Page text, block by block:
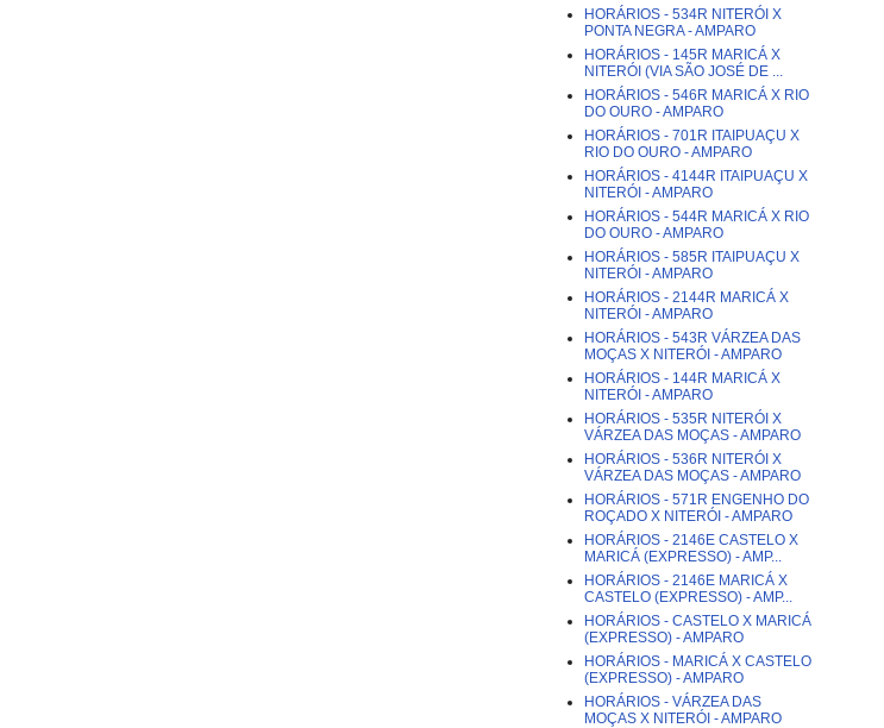
HORÁRIOS - 534R NITERÓI X
PONTA NEGRA - AMPARO
HORÁRIOS - 145R MARICÁ X
NITERÓI (VIA SÃO JOSÉ DE ...
HORÁRIOS - 546R MARICÁ X RIO
DO OURO - AMPARO
HORÁRIOS - 701R ITAIPUAÇU X
RIO DO OURO - AMPARO
HORÁRIOS - 4144R ITAIPUAÇU X
NITERÓI - AMPARO
HORÁRIOS - 544R MARICÁ X RIO
DO OURO - AMPARO
HORÁRIOS - 585R ITAIPUAÇU X
NITERÓI - AMPARO
HORÁRIOS - 2144R MARICÁ X
NITERÓI - AMPARO
HORÁRIOS - 543R VÁRZEA DAS
MOÇAS X NITERÓI - AMPARO
HORÁRIOS - 144R MARICÁ X
NITERÓI - AMPARO
HORÁRIOS - 535R NITERÓI X
VÁRZEA DAS MOÇAS - AMPARO
HORÁRIOS - 536R NITERÓI X
VÁRZEA DAS MOÇAS - AMPARO
HORÁRIOS - 571R ENGENHO DO
ROÇADO X NITERÓI - AMPARO
HORÁRIOS - 2146E CASTELO X
MARICÁ (EXPRESSO) - AMP...
HORÁRIOS - 2146E MARICÁ X
CASTELO (EXPRESSO) - AMP...
HORÁRIOS - CASTELO X MARICÁ
(EXPRESSO) - AMPARO
HORÁRIOS - MARICÁ X CASTELO
(EXPRESSO) - AMPARO
HORÁRIOS - VÁRZEA DAS
MOÇAS X NITERÓI - AMPARO